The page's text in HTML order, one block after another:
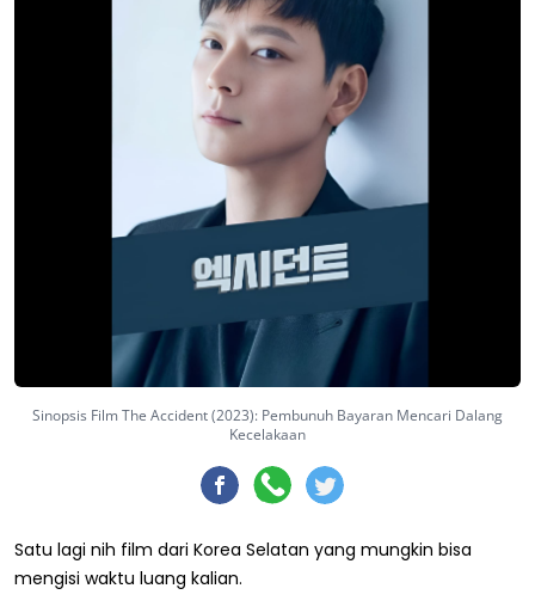
Sinopsis Film The Accident (2023): Pembunuh Bayaran Mencari Dalang
Kecelakaan
Satu lagi nih film dari Korea Selatan yang mungkin bisa
mengisi waktu luang kalian.